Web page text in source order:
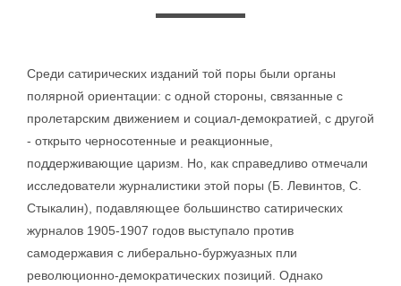
Среди сатирических изданий той поры были органы
полярной ориентации: с одной стороны, связанные с
пролетарским движением и социал-демократией, с другой
- открыто черносотенные и реакционные,
поддерживающие царизм. Но, как справедливо отмечали
исследователи журналистики этой поры (Б. Левинтов, С.
Стыкалин), подавляющее большинство сатирических
журналов 1905-1907 годов выступало против
самодержавия с либерально-буржуазных пли
революционно-демократических позиций. Однако